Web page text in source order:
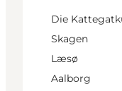
Die
Skagen
Læsø
Aalborg